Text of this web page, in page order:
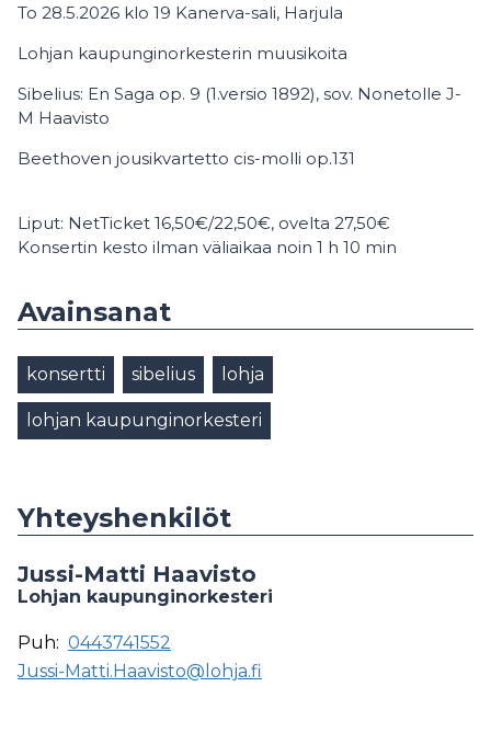
To 28.5.2026 klo 19 Kanerva-sali, Harjula
Lohjan kaupunginorkesterin muusikoita
Sibelius: En Saga op. 9 (1.versio 1892), sov. Nonetolle J-
M Haavisto
Beethoven jousikvartetto cis-molli op.131
Liput: NetTicket 16,50€/22,50€, ovelta 27,50€
Konsertin kesto ilman väliaikaa noin 1 h 10 min
Avainsanat
konsertti sibelius lohja
lohjan kaupunginorkesteri
Yhteyshenkilöt
Jussi-Matti Haavisto
Lohjan kaupunginorkesteri
Puh: 0443741552
Jussi-Matti.Haavisto@lohja.fi